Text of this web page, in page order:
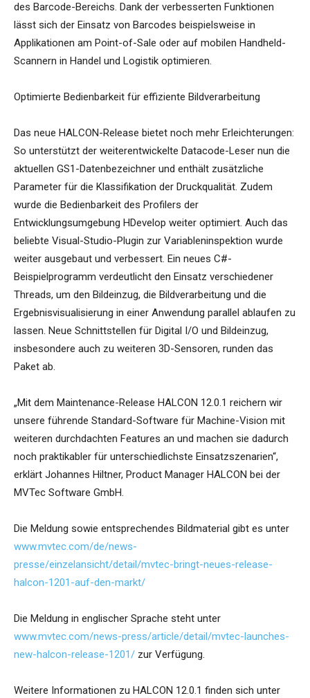
des Barcode-Bereichs. Dank der verbesserten Funktionen
lässt sich der Einsatz von Barcodes beispielsweise in
Applikationen am Point-of-Sale oder auf mobilen Handheld-
Scannern in Handel und Logistik optimieren.
Optimierte Bedienbarkeit für effiziente Bildverarbeitung
Das neue HALCON-Release bietet noch mehr Erleichterungen:
So unterstützt der weiterentwickelte Datacode-Leser nun die
aktuellen GS1-Datenbezeichner und enthält zusätzliche
Parameter für die Klassifikation der Druckqualität. Zudem
wurde die Bedienbarkeit des Profilers der
Entwicklungsumgebung HDevelop weiter optimiert. Auch das
beliebte Visual-Studio-Plugin zur Variableninspektion wurde
weiter ausgebaut und verbessert. Ein neues C#-
Beispielprogramm verdeutlicht den Einsatz verschiedener
Threads, um den Bildeinzug, die Bildverarbeitung und die
Ergebnisvisualisierung in einer Anwendung parallel ablaufen zu
lassen. Neue Schnittstellen für Digital I/O und Bildeinzug,
insbesondere auch zu weiteren 3D-Sensoren, runden das
Paket ab.
„Mit dem Maintenance-Release HALCON 12.0.1 reichern wir
unsere führende Standard-Software für Machine-Vision mit
weiteren durchdachten Features an und machen sie dadurch
noch praktikabler für unterschiedlichste Einsatzszenarien“,
erklärt Johannes Hiltner, Product Manager HALCON bei der
MVTec Software GmbH.
Die Meldung sowie entsprechendes Bildmaterial gibt es unter
www.mvtec.com/de/news-
presse/einzelansicht/detail/mvtec-bringt-neues-release-
halcon-1201-auf-den-markt/
Die Meldung in englischer Sprache steht unter
www.mvtec.com/news-press/article/detail/mvtec-launches-
new-halcon-release-1201/ zur Verfügung.
Weitere Informationen zu HALCON 12.0.1 finden sich unter